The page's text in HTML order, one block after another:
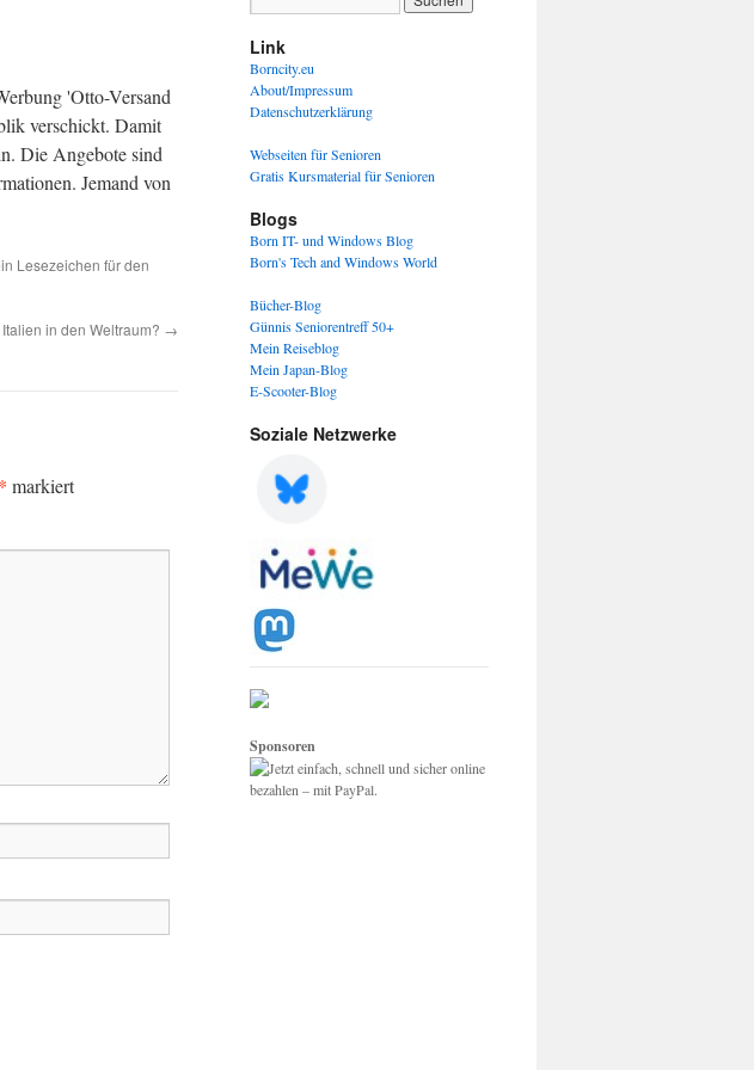
'Otto-Versand
verschickt. Damit
Die Angebote sind
Jemand von
Lesezeichen für den
in den Weltraum? →
* markiert
Link
Borncity.eu
About/Impressum
Datenschutzerklärung
Webseiten für Senioren
Gratis Kursmaterial für Senioren
Blogs
Born IT- und Windows Blog
Born's Tech and Windows World
Bücher-Blog
Günnis Seniorentreff 50+
Mein Reiseblog
Mein Japan-Blog
E-Scooter-Blog
Soziale Netzwerke
Sponsoren